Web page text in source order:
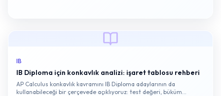
IB
IB Diploma için konkavlık analizi: işaret tablosu rehberi
AP Calculus konkavlık kavramını IB Diploma adaylarının da
kullanabileceği bir çerçevede açıklıyoruz: test değeri, büküm